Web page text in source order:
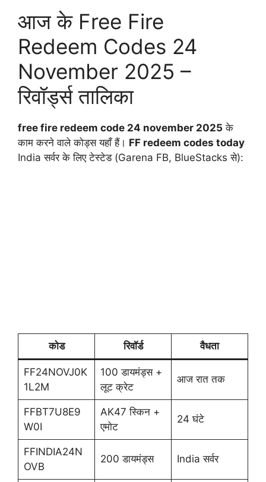
आज के Free Fire
Redeem Codes 24
November 2025 –
रिवॉर्ड्स तालिका
free fire redeem code 24 november 2025 के
काम करने वाले कोड्स यहाँ हैं। FF redeem codes today
India सर्वर के लिए टेस्टेड (Garena FB, BlueStacks से):
कोड रिवॉर्ड वैधता
FF24NOVJ0K
1L2M
100 डायमंड्स +
लूट क्रेट
आज रात तक
FFBT7U8E9
W0I
AK47 स्किन +
एमोट
24 घंटे
FFINDIA24N
OVB
200 डायमंड्स India सर्वर